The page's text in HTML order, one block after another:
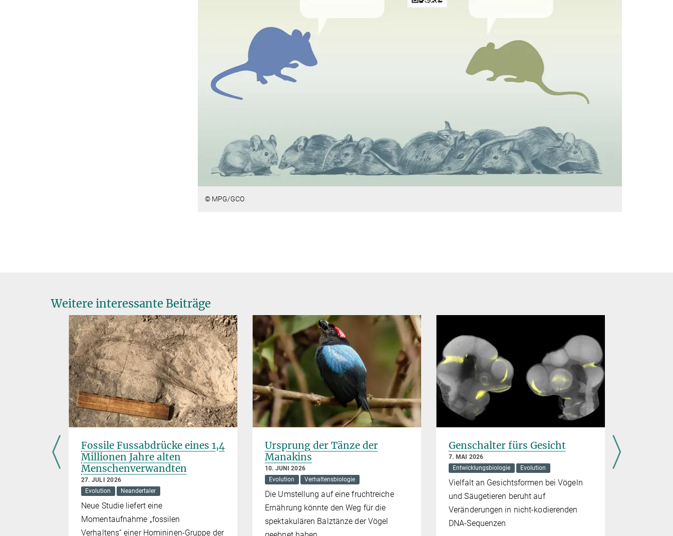
© MPG/GCO
Weitere interessante Beiträge
Fossile Fussabdrücke eines 1,4
Millionen Jahre alten
Menschenverwandten
27. JULI 2026
Evolution
Neandertaler
Neue Studie liefert eine
Momentaufnahme „fossilen
Verhaltens“ einer Homininen-Gruppe der
Ursprung der Tänze der
Manakins
10. JUNI 2026
Evolution
Verhaltensbiologie
Die Umstellung auf eine fruchtreiche
Ernährung könnte den Weg für die
spektakulären Balztänze der Vögel
Genschalter fürs Gesicht
7. MAI 2026
Entwicklungsbiologie
Evolution
Vielfalt an Gesichtsformen bei Vögeln
und Säugetieren beruht auf
Veränderungen in nicht-kodierenden
DNA-Sequenzen